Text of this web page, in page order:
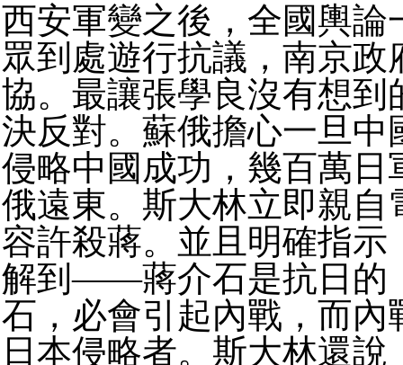
西安軍變之後，全國輿論
眾到處遊行抗議，南京政
協。 最讓張學良沒有想到
決反對。 蘇俄擔心一旦中
侵略中國成功，幾百萬日
俄遠東。 斯大林立即親自
容許殺蔣。 並且明確指示
解到——蔣介石是抗日的
石，必會引起內戰，而內
日本侵略者。 斯大林還說